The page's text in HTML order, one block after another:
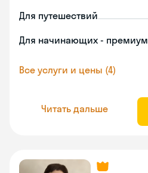
Для путешествий
Для начинающих - премиум
Все услуги и цены (4)
Читать дальше